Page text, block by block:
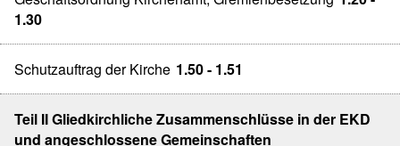
1.30
Schutzauftrag der Kirche 1.50 - 1.51
Teil II Gliedkirchliche Zusammenschlüsse in der EKD
und angeschlossene Gemeinschaften